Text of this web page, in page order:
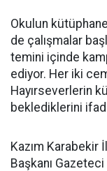
Okulun
de çalışmalar
temini içinde
ediyor. Her iki
Hayırseverlerin
beklediklerini
Kazım Karabekir
Başkanı